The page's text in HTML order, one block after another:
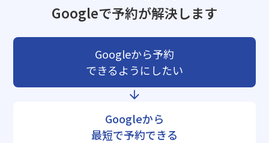
Googleで予約が解決します
Googleから予約
できるようにしたい
Googleから
最短で予約できる